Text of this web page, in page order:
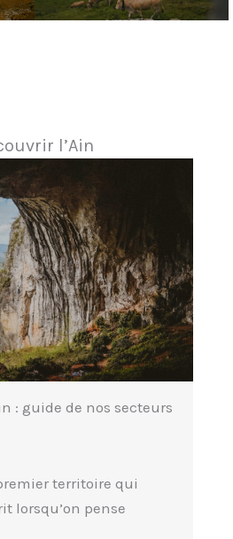
l’Ain
: guide de nos secteurs
territoire qui
lorsqu’on pense